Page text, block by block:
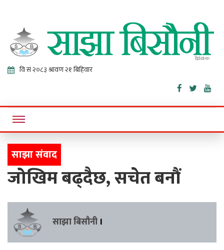
Sajha
Bisaunee
Online News Portal
साझा संवाद
जोखिम बढ्दैछ, सचेत बनौं
साझा बिसौनी ।